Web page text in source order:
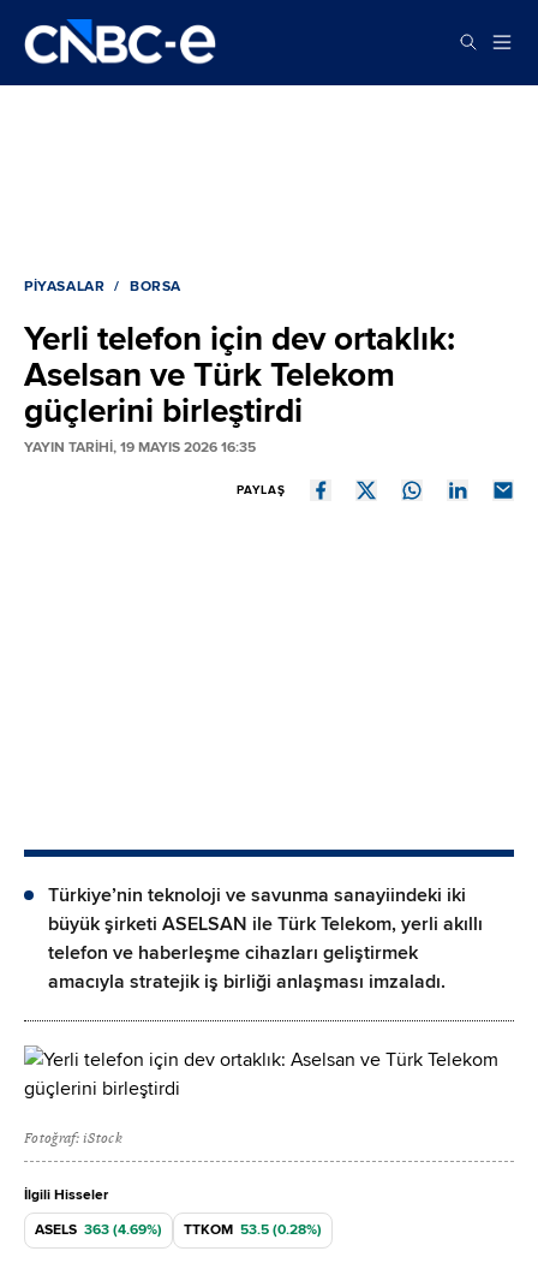
PIYASALAR BORSA
Yerli telefon için dev ortaklık:
Aselsan ve Türk Telekom
güçlerini birleştirdi
YAYIN TARİHİ, 19 MAYIS 2026 16:35
PAYLAŞ
Türkiye’nin teknoloji ve savunma sanayiindeki iki
büyük şirketi ASELSAN ile Türk Telekom, yerli akıllı
telefon ve haberleşme cihazları geliştirmek
amacıyla stratejik iş birliği anlaşması imzaladı.
Fotoğraf: iStock
İlgili Hisseler
ASELS 363 (4.69%) TTKOM 53.5 (0.28%)